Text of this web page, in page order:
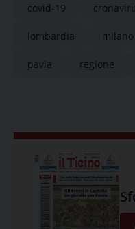
covid-19
lombardia milano
pavia regione